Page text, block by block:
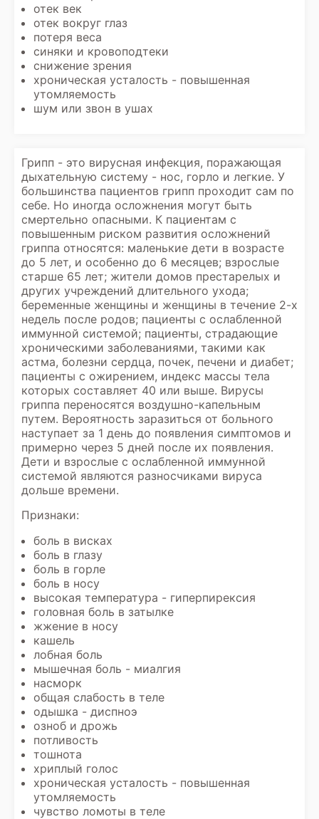
отек век
отек вокруг глаз
потеря веса
синяки и кровоподтеки
снижение зрения
хроническая усталость - повышенная
утомляемость
шум или звон в ушах
Грипп - это вирусная инфекция, поражающая
дыхательную систему - нос, горло и легкие. У
большинства пациентов грипп проходит сам по
себе. Но иногда осложнения могут быть
смертельно опасными. К пациентам с
повышенным риском развития осложнений
гриппа относятся: маленькие дети в возрасте
до 5 лет, и особенно до 6 месяцев; взрослые
старше 65 лет; жители домов престарелых и
других учреждений длительного ухода;
беременные женщины и женщины в течение 2-х
недель после родов; пациенты с ослабленной
иммунной системой; пациенты, страдающие
хроническими заболеваниями, такими как
астма, болезни сердца, почек, печени и диабет;
пациенты с ожирением, индекс массы тела
которых составляет 40 или выше. Вирусы
гриппа переносятся воздушно-капельным
путем. Вероятность заразиться от больного
наступает за 1 день до появления симптомов и
примерно через 5 дней после их появления.
Дети и взрослые с ослабленной иммунной
системой являются разносчиками вируса
дольше времени.
Признаки:
боль в висках
боль в глазу
боль в горле
боль в носу
высокая температура - гиперпирексия
головная боль в затылке
жжение в носу
кашель
лобная боль
мышечная боль - миалгия
насморк
общая слабость в теле
одышка - диспноэ
озноб и дрожь
потливость
тошнота
хриплый голос
хроническая усталость - повышенная
утомляемость
чувство ломоты в теле